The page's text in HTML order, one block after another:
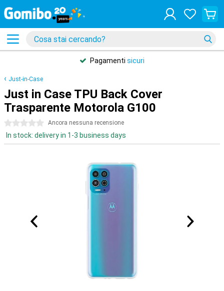
Pagamenti sicuri
Just-in-Case
Just in Case TPU Back Cover
Trasparente Motorola G100
0 stelle Ancora nessuna recensione
In stock: delivery in 1-3 business days